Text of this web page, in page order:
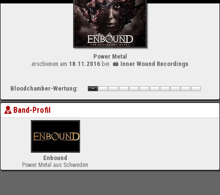
Power Metal
erschienen am 18.11.2016 bei Inner Wound Recordings
Bloodchamber-Wertung:
Band-Profil
Enbound
Power Metal aus Schweden